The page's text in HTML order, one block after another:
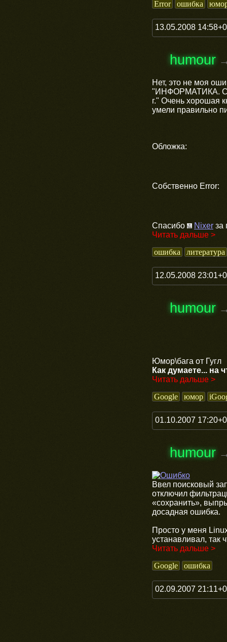
Error ошибка
13.05.2008
humour
Нет, это не моя
"ИНФОРМАТИКА.
г." Очень хорошая
умели правильно
Обложка:
Собственно Error:
Спасибо Nixer за
Читать дальше >
ошибка
литература
12.05.2008
humour
Юмор\бага от Гугл
Как думаете... на
Читать дальше >
Google
юмор
01.10.2007
humour
Ввел поисковый
отключил
«сохранить»,
досадная ошибка.
Просто у меня
устанавливал, так
Читать дальше >
Google
ошибка
02.09.2007